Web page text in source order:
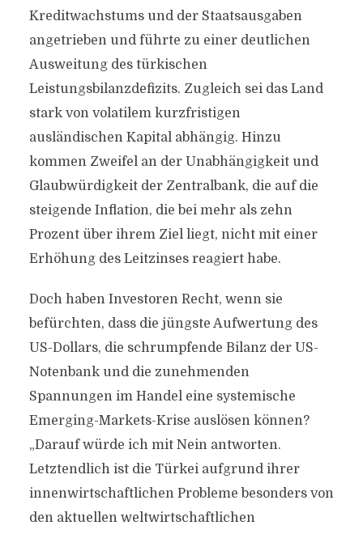
Kreditwachstums und der Staatsausgaben
angetrieben und führte zu einer deutlichen
Ausweitung des türkischen
Leistungsbilanzdefizits. Zugleich sei das Land
stark von volatilem kurzfristigen
ausländischen Kapital abhängig. Hinzu
kommen Zweifel an der Unabhängigkeit und
Glaubwürdigkeit der Zentralbank, die auf die
steigende Inflation, die bei mehr als zehn
Prozent über ihrem Ziel liegt, nicht mit einer
Erhöhung des Leitzinses reagiert habe.
Doch haben Investoren Recht, wenn sie
befürchten, dass die jüngste Aufwertung des
US-Dollars, die schrumpfende Bilanz der US-
Notenbank und die zunehmenden
Spannungen im Handel eine systemische
Emerging-Markets-Krise auslösen können?
„Darauf würde ich mit Nein antworten.
Letztendlich ist die Türkei aufgrund ihrer
innenwirtschaftlichen Probleme besonders von
den aktuellen weltwirtschaftlichen